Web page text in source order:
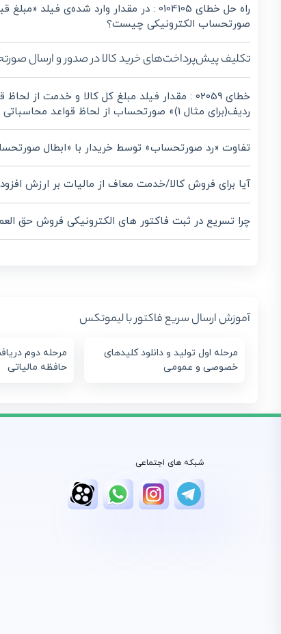
صورتحساب الکترونیکی چیست؟
تکلیف پیش‌پرداخت‌های خرید کالا در صدور و ارسال
ردیف(برای مثال 1)» صورتحساب از لحاظ قواعد محاسباتی و منطقی معتبر نیست.
تفاوت «رد صورتحساب» توسط خریدار با «ابطال
آیا برای فروش کالا/خدمت معاف از مالیات بر ارزش
چرا تسریع در ثبت فاکتور های الکترونیکی فروش حق
آموزش ارسال سریع فاکتور با لیموتکس
مرحله اول تولید و دانلود کلیدهای
خصوصی و عمومی
مرحله دوم
حافظه مالیاتی
شبکه های اجتماعی